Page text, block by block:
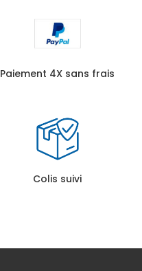
Paiement 4X sans frais
Colis suivi